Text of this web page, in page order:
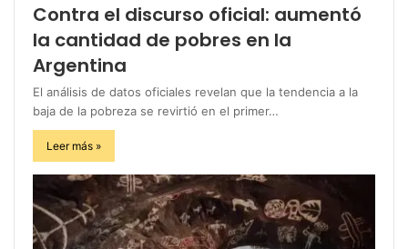
Contra el discurso oficial: aumentó
la cantidad de pobres en la
Argentina
El análisis de datos oficiales revelan que la tendencia a la
baja de la pobreza se revirtió en el primer…
Leer más »